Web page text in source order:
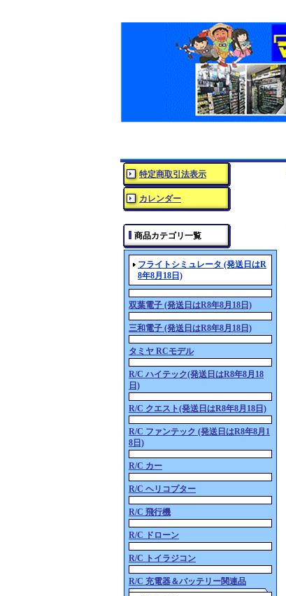
特定商取引法表示
カレンダー
商品カテゴリ一覧
フライトシミュレータ (発送日はR
8年8月18日)
双葉電子 (発送日はR8年8月18日)
三和電子 (発送日はR8年8月18日)
タミヤ RCモデル
R/C ハイテック(発送日はR8年8月18
日)
R/C クエスト(発送日はR8年8月18日)
R/C ファンテック (発送日はR8年8月1
8日)
R/C カー
R/C ヘリコプター
R/C 飛行機
R/C ドローン
R/C トイラジコン
R/C 充電器＆バッテリー関連品